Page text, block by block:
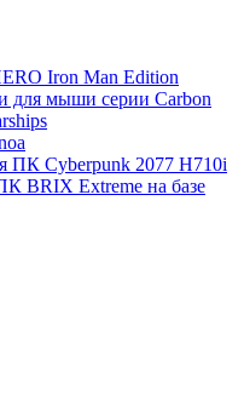
Iron Man Edition
для мыши серии Carbon
ПК Cyberpunk 2077 H710i
BRIX Extreme на базе